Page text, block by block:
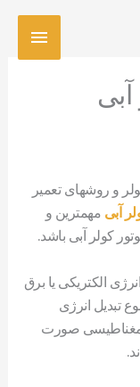
و روشهای تعمیر
آبی مهمترین و
کولر آبی باشد.
الکتریکی یا برق
تبدیل انرژی
مغناطیسی صورت